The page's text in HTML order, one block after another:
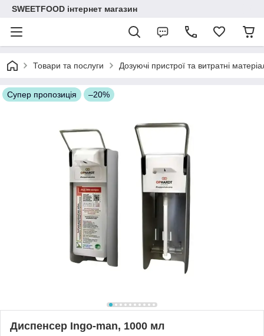
SWEETFOOD інтернет магазин
Товари та послуги Дозуючі пристрої та витратні
Супер пропозиція –20%
Диспенсер Ingo-man, 1000 мл